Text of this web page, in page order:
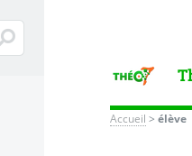
Accueil >élève